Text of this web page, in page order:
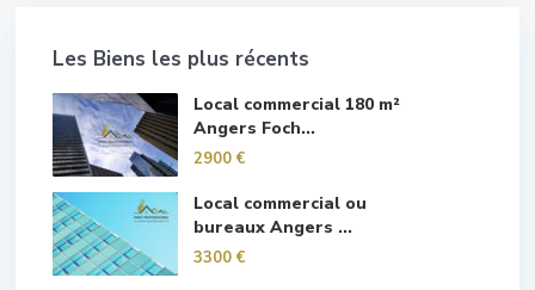
Les Biens les plus récents
Local commercial 180 m²
Angers Foch...
2900 €
Local commercial ou
bureaux Angers ...
3300 €